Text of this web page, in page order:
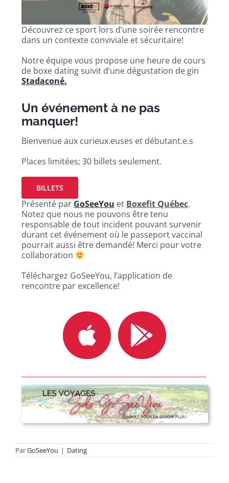
Découvrez ce sport lors d’une soirée rencontre
dans un contexte conviviale et sécuritaire!
Notre équipe vous propose une heure de cours
de boxe dating suivit d’une dégustation de gin
Stadaconé.
Un événement à ne pas
manquer!
Bienvenue aux curieux.euses et débutant.e.s
Places limitées; 30 billets seulement.
BILLETS
Présenté par GoSeeYou et Boxefit Québec.
Notez que nous ne pouvons être tenu
responsable de tout incident pouvant survenir
durant cet événement où le passeport vaccinal
pourrait aussi être demandé! Merci pour votre
collaboration
Téléchargez GoSeeYou, l’application de
rencontre par excellence!
ParGoSeeYou | Dating